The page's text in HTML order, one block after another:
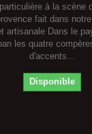
à la scène
fait dans
artisanale Dans le
les quatre
d'accents...
Disponible